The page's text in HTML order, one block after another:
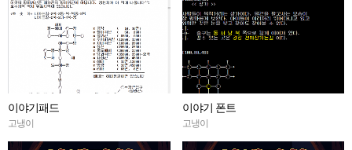
이야기패드
고냉이
이야기 폰트
고냉이